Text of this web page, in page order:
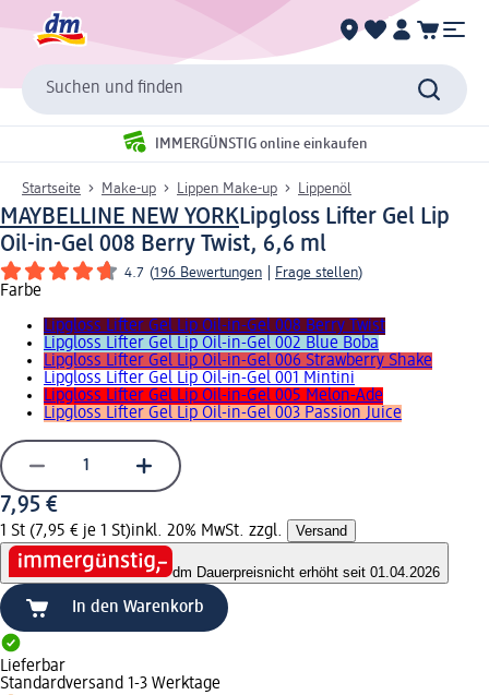
Suchen und finden
IMMERGÜNSTIG online einkaufen
Startseite Make-up Lippen Make-up Lippenöl
MAYBELLINE NEW YORKLipgloss Lifter Gel Lip
Oil-in-Gel 008 Berry Twist, 6,6 ml
4.7 (196 Bewertungen Frage stellen)
Farbe
Lipgloss Lifter Gel Lip Oil-in-Gel 008 Berry Twist
Lipgloss Lifter Gel Lip Oil-in-Gel 002 Blue Boba
Lipgloss Lifter Gel Lip Oil-in-Gel 006 Strawberry Shake
Lipgloss Lifter Gel Lip Oil-in-Gel 001 Mintini
Lipgloss Lifter Gel Lip Oil-in-Gel 005 Melon-Ade
Lipgloss Lifter Gel Lip Oil-in-Gel 003 Passion Juice
7,95 €
1 St (7,95 € je 1 St)inkl. 20% MwSt. zzgl. Versand
dm Dauerpreisnicht erhöht seit 01.04.2026
In den Warenkorb
Lieferbar
Standardversand 1-3 Werktage